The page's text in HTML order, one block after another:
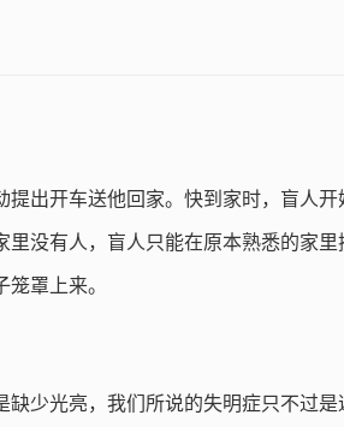
出开车送他回家。快到家时，盲人
没有人，盲人只能在原本熟悉的家里
罩上来。
少光亮，我们所说的失明症只不过